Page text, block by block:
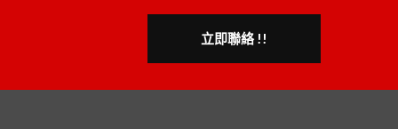
立即聯絡 !!